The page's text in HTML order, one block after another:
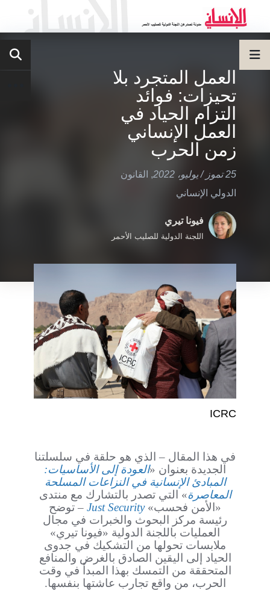
العمل المتجرد بلا
تحيزات: فوائد
التزام الحياد في
العمل الإنساني
زمن الحرب
25 تموز / يوليو، 2022 , القانون
الدولي الإنساني
فيونا تيري
اللجنة الدولية للصليب الأحمر
ICRC
في هذا المقال – الذي هو حلقة في سلسلتنا
الجديدة بعنوان «العودة إلى الأساسيات:
المبادئ الإنسانية في النزاعات المسلحة
المعاصرة» التي تصدر بالتشارك مع منتدى
«الأمن فحسب»Just Security – توضح
رئيسة مركز البحوث والخبرات في مجال
العمليات باللجنة الدولية «فيونا تيري»
ملابسات تحولها من التشكيك في جدوى
الحياد إلى اليقين الصادق بالغرض والمنافع
المتحققة من التمسك بهذا المبدأ في وقت
الحرب، من واقع تجارب عاشتها بنفسها.